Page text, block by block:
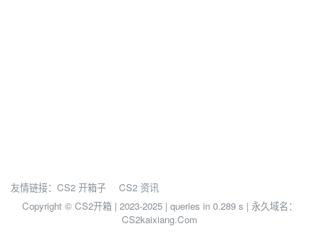
友情链接： CS2 开箱子
CS2 资讯
Copyright © CS2开箱 | 2023-2025 | queries in 0.289 s | 永久域名：
CS2kaixiang.Com